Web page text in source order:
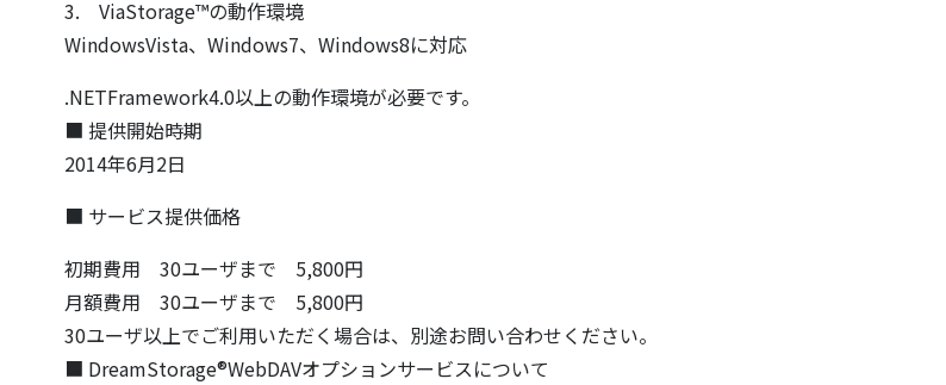
3. ViaStorage™の動作環境
WindowsVista、Windows7、Windows8に対応
.NETFramework4.0以上の動作環境が必要です。
■ 提供開始時期
2014年6月2日
■ サービス提供価格
初期費用 30ユーザまで 5,800円
月額費用 30ユーザまで 5,800円
30ユーザ以上でご利用いただく場合は、別途お問い合わせください。
■ DreamStorage®WebDAVオプションサービスについて